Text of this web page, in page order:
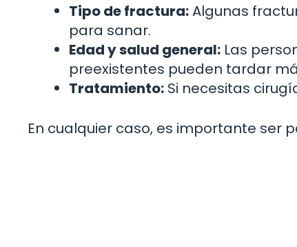
Tipo de fractura:Algunas
para sanar.
Edad y salud general: Las
preexistentes pueden tardar
Tratamiento: Si necesitas
En cualquier caso, es importante ser